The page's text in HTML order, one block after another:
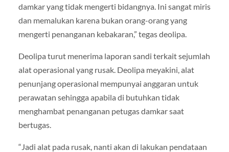
damkar yang tidak mengerti bidangnya. Ini sangat miris
dan memalukan karena bukan orang-orang yang
mengerti penanganan kebakaran,” tegas deolipa.
Deolipa turut menerima laporan sandi terkait sejumlah
alat operasional yang rusak. Deolipa meyakini, alat
penunjang operasional mempunyai anggaran untuk
perawatan sehingga apabila di butuhkan tidak
menghambat penanganan petugas damkar saat
bertugas.
“Jadi alat pada rusak, nanti akan di lakukan pendataan